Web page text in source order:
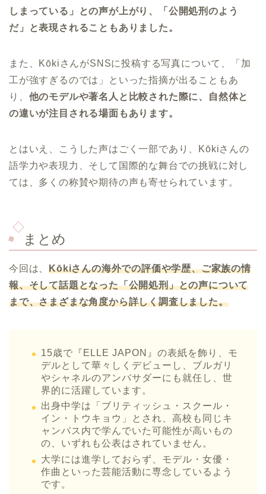
しまっている」との声が上がり、「公開処刑のよう
だ」と表現されることもありました。
また、KōkiさんがSNSに投稿する写真について、「加
工が強すぎるのでは」といった指摘が出ることもあ
り、 他のモデルや著名人と比較された際に、自然体と
の違いが注目される場面もあります。
とはいえ、こうした声はごく一部であり、Kōkiさんの
語学力や表現力、そして国際的な舞台での挑戦に対し
ては、多くの称賛や期待の声も寄せられています。
まとめ
今回は、Kōkiさんの海外での評価や学歴、ご家族の情
報、そして話題となった「公開処刑」との声について
まで、さまざまな角度から詳しく調査しました。
15歳で『ELLE JAPON』の表紙を飾り、モ
デルとして華々しくデビューし、ブルガリ
やシャネルのアンバサダーにも就任し、世
界的に活躍しています。
出身中学は「ブリティッシュ・スクール・
イン・トウキョウ」とされ、高校も同じキ
ャンパス内で学んでいた可能性が高いもの
の、いずれも公表はされていません。
大学には進学しておらず、モデル・女優・
作曲といった芸能活動に専念しているよう
です。